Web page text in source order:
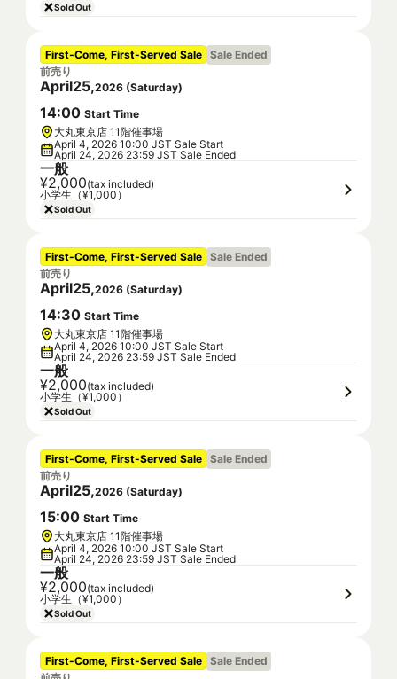
Sold Out
First-Come, First-Served Sale Sale Ended
前売り
April25,2026 (Saturday)
14:00 Start Time
大丸東京店 11階催事場
April 4, 2026 10:00 JST Sale Start
April 24, 2026 23:59 JST Sale Ended
一般
¥2,000(tax included)
小学生（¥1,000）
Sold Out
First-Come, First-Served Sale Sale Ended
前売り
April25,2026 (Saturday)
14:30 Start Time
大丸東京店 11階催事場
April 4, 2026 10:00 JST Sale Start
April 24, 2026 23:59 JST Sale Ended
一般
¥2,000(tax included)
小学生（¥1,000）
Sold Out
First-Come, First-Served Sale Sale Ended
前売り
April25,2026 (Saturday)
15:00 Start Time
大丸東京店 11階催事場
April 4, 2026 10:00 JST Sale Start
April 24, 2026 23:59 JST Sale Ended
一般
¥2,000(tax included)
小学生（¥1,000）
Sold Out
First-Come, First-Served Sale Sale Ended